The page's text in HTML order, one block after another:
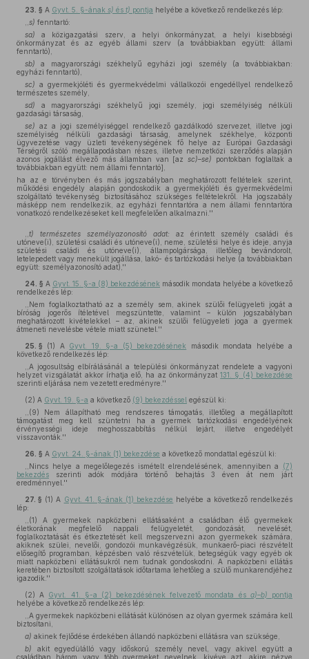
23. § A Gyvt. 5. §-ának s) és t) pontja helyébe a következő rendelkezés lép:
s) fenntartó:
sa) a közigazgatási szerv, a helyi önkormányzat, a helyi kisebbségi
önkormányzat és az egyéb állami szerv (a továbbiakban együtt: állami
fenntartó),
sb) a magyarországi székhelyű egyházi jogi személy (a továbbiakban:
egyházi fenntartó),
sc) a gyermekjóléti és gyermekvédelmi vállalkozói engedéllyel rendelkező
természetes személy,
sd) a magyarországi székhelyű jogi személy, jogi személyiség nélküli
gazdasági társaság,
se) az a jogi személyiséggel rendelkező gazdálkodó szervezet, illetve jogi
személyiség nélküli gazdasági társaság, amelynek székhelye, központi
ügyvezetése vagy üzleti tevékenységének fő helye az Európai Gazdasági
Térségről szóló megállapodásban részes, illetve nemzetközi szerződés alapján
azonos jogállást élvező más államban van [azsc)–se)
pontokban foglaltak a
továbbiakban együtt: nem állami fenntartó],
ha az e törvényben és más jogszabályban meghatározott feltételek szerint,
működési engedély alapján gondoskodik a gyermekjóléti és gyermekvédelmi
szolgáltató tevékenység biztosításához szükséges feltételekről. Ha jogszabály
másképp nem rendelkezik, az egyházi fenntartóra a nem állami fenntartóra
vonatkozó rendelkezéseket kell megfelelően alkalmazni.''
t) természetes személyazonosító adat: az érintett személy családi és
utóneve(i), születési családi és utóneve(i), neme, születési helye és ideje, anyja
születési családi és utóneve(i), állampolgársága, illetőleg bevándorolt,
letelepedett vagy menekült jogállása, lakó- és tartózkodási helye (a továbbiakban
együtt: személyazonosító adat),''
24. § A Gyvt. 15. §-a (8) bekezdésének második mondata helyébe a következő
rendelkezés lép:
,,Nem foglalkoztatható az a személy sem, akinek szülői felügyeleti jogát a
bíróság jogerős ítéletével megszüntette, valamint – külön jogszabályban
meghatározott kivételekkel – az, akinek szülői felügyeleti joga a gyermek
átmeneti nevelésbe vétele miatt szünetel.''
25. § (1) A Gyvt. 19. §-a (5) bekezdésének
második mondata helyébe a
következő rendelkezés lép:
,,A jogosultság elbírálásánál a települési önkormányzat rendelete a vagyoni
helyzet vizsgálatát akkor írhatja elő, ha az önkormányzat131. § (4) bekezdése
szerinti eljárása nem vezetett eredményre.''
(2) A Gyvt. 19. §-a a következő (9) bekezdéssel egészül ki:
,,(9) Nem állapítható meg rendszeres támogatás, illetőleg a megállapított
támogatást meg kell szüntetni ha a gyermek tartózkodási engedélyének
érvényességi ideje meghosszabbítás nélkül lejárt, illetve engedélyét
visszavonták.''
26. § A Gyvt. 24. §-ának (1) bekezdése a következő mondattal egészül ki:
,,Nincs helye a megelőlegezés ismételt elrendelésének, amennyiben a (7)
bekezdés szerinti adók módjára történő behajtás 3 éven át nem járt
eredménnyel.''
27. § (1) A Gyvt. 41. §-ának (1) bekezdése helyébe a következő rendelkezés
lép:
,,(1) A gyermekek napközbeni ellátásaként a családban élő gyermekek
életkorának megfelelő nappali felügyeletét, gondozását, nevelését,
foglalkoztatását és étkeztetését kell megszervezni azon gyermekek számára,
akiknek szülei, nevelői, gondozói munkavégzésük, munkaerő-piaci részvételt
elősegítő programban, képzésben való részvételük, betegségük vagy egyéb ok
miatt napközbeni ellátásukról nem tudnak gondoskodni. A napközbeni ellátás
keretében biztosított szolgáltatások időtartama lehetőleg a szülő munkarendjéhez
igazodik.''
(2) A Gyvt. 41. §-a (2) bekezdésének felvezető mondata és a)–b) pontja
helyébe a következő rendelkezés lép:
,,A gyermekek napközbeni ellátását különösen az olyan gyermek számára kell
biztosítani,
a) akinek fejlődése érdekében állandó napközbeni ellátásra van szüksége,
b) akit egyedülálló vagy időskorú személy nevel, vagy akivel együtt a
családban három vagy több gyermeket nevelnek, kivéve azt, akire nézve